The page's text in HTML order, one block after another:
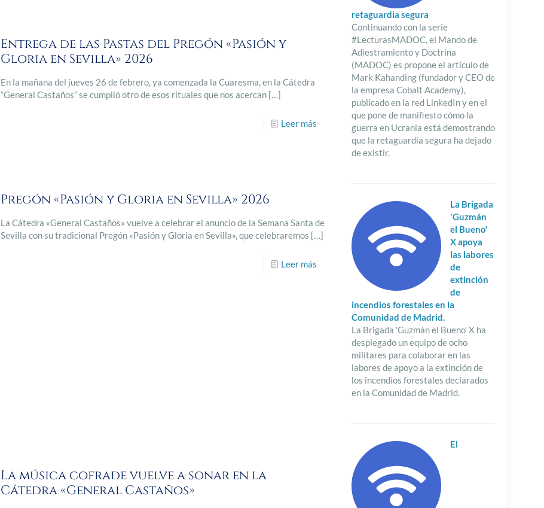
Entrega de las Pastas del Pregón «Pasión y
Gloria en Sevilla» 2026
En la mañana del jueves 26 de febrero, ya comenzada la Cuaresma, en la Cátedra
“General Castaños” se cumplió otro de esos rituales que nos acercan […]
Leer más
Pregón «Pasión y Gloria en Sevilla» 2026
La Cátedra «General Castaños» vuelve a celebrar el anuncio de la Semana Santa de
Sevilla con su tradicional Pregón «Pasión y Gloria en Sevilla», que celebraremos […]
Leer más
La música cofrade vuelve a sonar en la
Cátedra «General Castaños»
retaguardia segura
Continuando con la serie
#LecturasMADOC, el Mando de
Adiestramiento y Doctrina
(MADOC) es propone el artículo de
Mark Kahanding (fundador y CEO de
la empresa Cobalt Academy),
publicado en la red LinkedIn y en el
que pone de manifiesto cómo la
guerra en Ucrania está demostrando
que la retaguardia segura ha dejado
de existir.
La Brigada
'Guzmán
el Bueno'
X apoya
las labores
de
extinción
de
incendios forestales en la
Comunidad de Madrid.
La Brigada 'Guzmán el Bueno' X ha
desplegado un equipo de ocho
militares para colaborar en las
labores de apoyo a la extinción de
los incendios forestales declarados
en la Comunidad de Madrid.
El